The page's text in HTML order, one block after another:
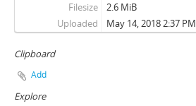
Filesize
2.6 MiB
Uploaded
May 14, 2018 2:37 PM
Clipboard
Add
Explore